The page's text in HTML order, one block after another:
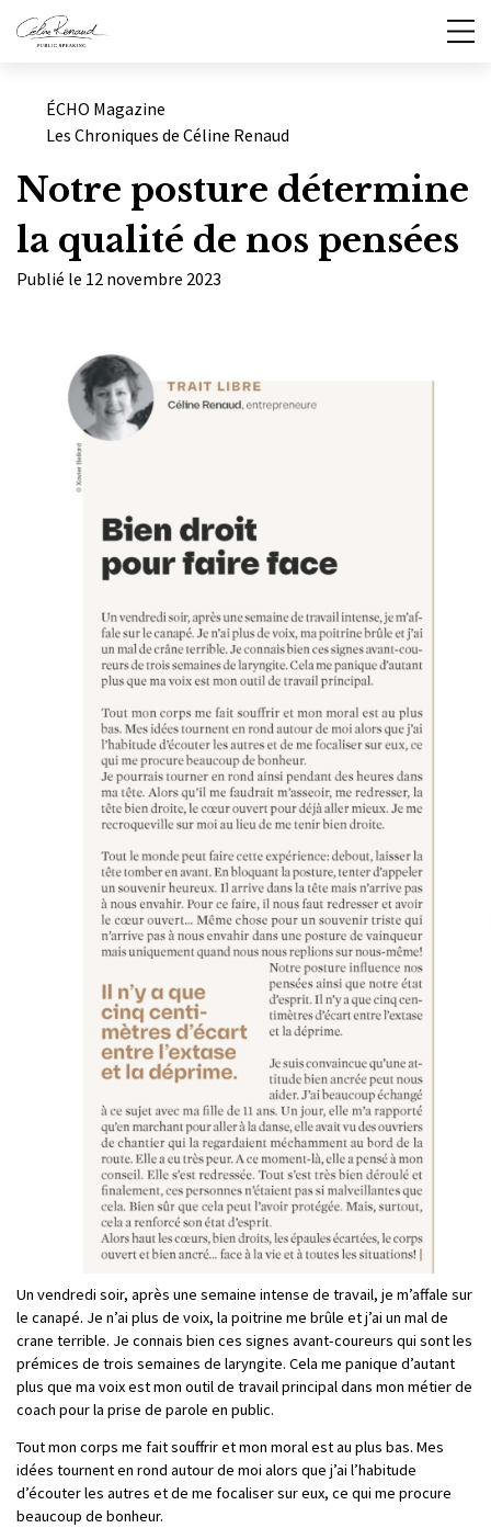
Catégories
ÉCHO Magazine
Les Chroniques de Céline Renaud
Notre posture détermine
la qualité de nos pensées
Publié le 12 novembre 2023
Un vendredi soir, après une semaine intense de travail, je m’affale sur
le canapé. Je n’ai plus de voix, la poitrine me brûle et j’ai un mal de
crane terrible. Je connais bien ces signes avant-coureurs qui sont les
prémices de trois semaines de laryngite. Cela me panique d’autant
plus que ma voix est mon outil de travail principal dans mon métier de
coach pour la prise de parole en public.
Tout mon corps me fait souffrir et mon moral est au plus bas. Mes
idées tournent en rond autour de moi alors que j’ai l’habitude
d’écouter les autres et de me focaliser sur eux, ce qui me procure
beaucoup de bonheur.